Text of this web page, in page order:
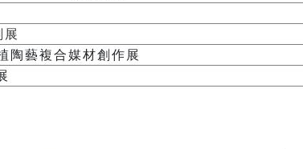
展
陶藝複合媒材創作展